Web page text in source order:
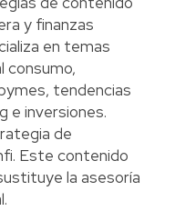
y finanzas
en temas
consumo,
tendencias
e inversiones.
de
Este contenido
la asesoría